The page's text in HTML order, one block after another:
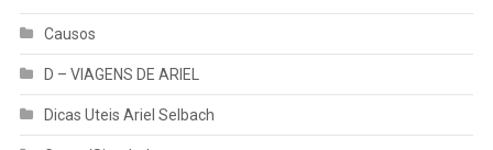
Causos
D – VIAGENS DE ARIEL
Dicas Uteis Ariel Selbach